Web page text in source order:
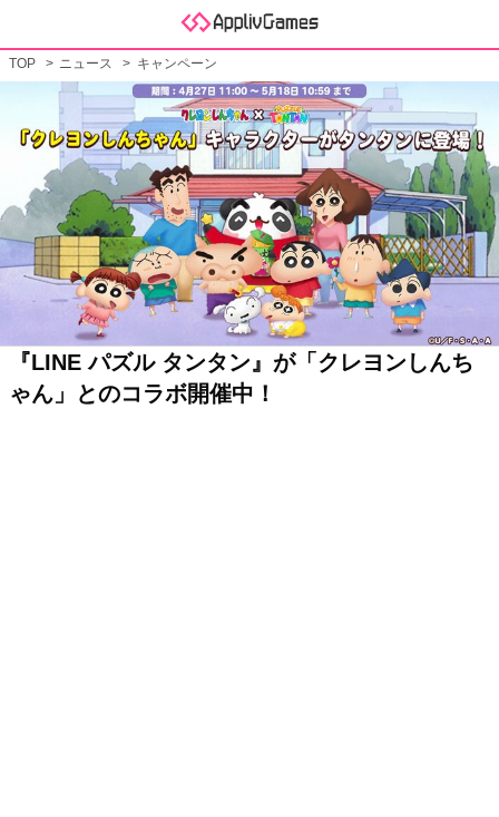
TOP ニュース キャンペーン
『LINE パズル タンタン』が「クレヨンしんち
ゃん」とのコラボ開催中！